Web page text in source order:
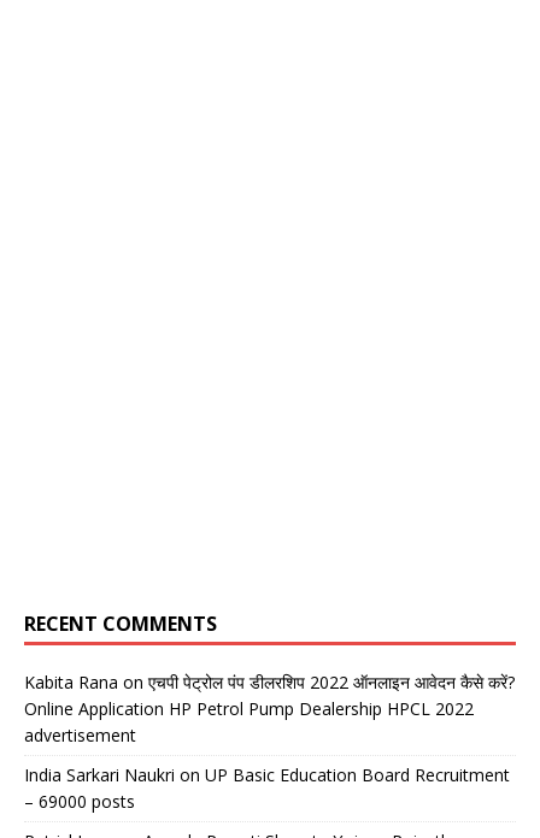
RECENT COMMENTS
Kabita Rana on एचपी पेट्रोल पंप डीलरशिप 2022 ऑनलाइन आवेदन कैसे करें?
Online Application HP Petrol Pump Dealership HPCL 2022
advertisement
India Sarkari Naukri on UP Basic Education Board Recruitment
– 69000 posts